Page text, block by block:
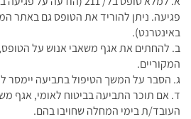
פגיעה. ניתן להוריד את הטופס גם באתר
באינטרנט).
ב. להחתים את אגף משאבי אנוש על הטופס,
המקוריים.
ג. הסבר על המשך הטיפול בתביעה יימסר
ד. אם תוכר התביעה בביטוח לאומי, אגף
העובד/ת בימי המחלה שחויבו בהם.